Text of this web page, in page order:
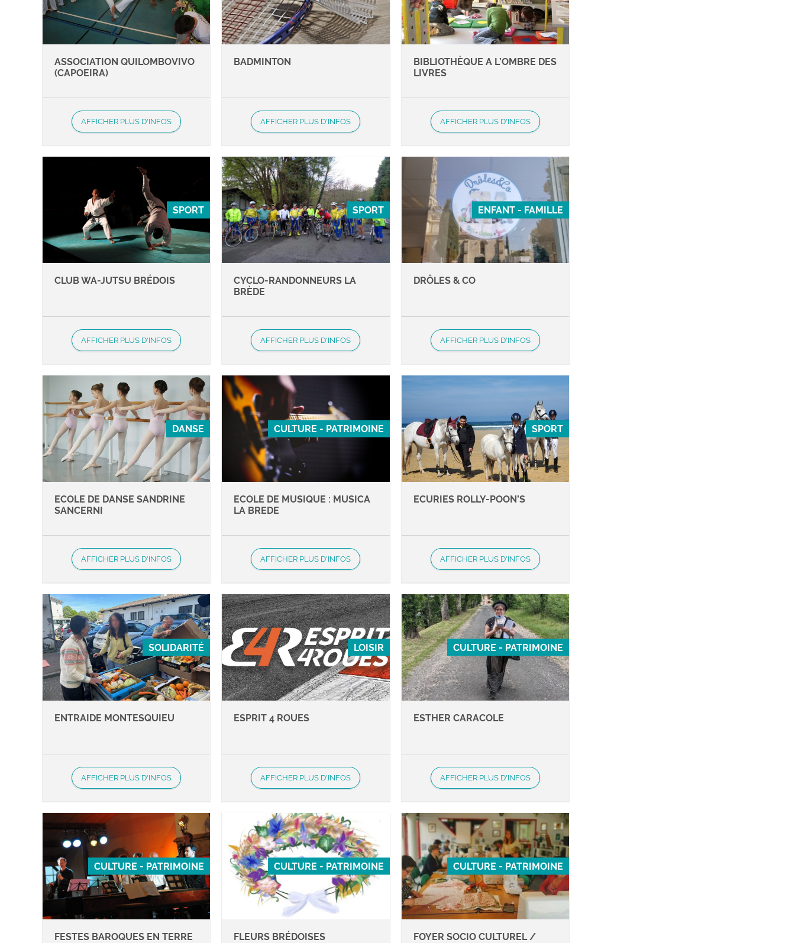
ASSOCIATION QUILOMBOVIVO
(CAPOEIRA)
AFFICHER PLUS D'INFOS
BADMINTON
AFFICHER PLUS D'INFOS
BIBLIOTHÈQUE A L’OMBRE DES
LIVRES
AFFICHER PLUS D'INFOS
SPORT
CLUB WA-JUTSU BRÉDOIS
AFFICHER PLUS D'INFOS
SPORT
CYCLO-RANDONNEURS LA
BRÈDE
AFFICHER PLUS D'INFOS
ENFANT - FAMILLE
DRÔLES & CO
AFFICHER PLUS D'INFOS
DANSE
ECOLE DE DANSE SANDRINE
SANCERNI
AFFICHER PLUS D'INFOS
CULTURE - PATRIMOINE
ECOLE DE MUSIQUE : MUSICA
LA BREDE
AFFICHER PLUS D'INFOS
SPORT
ECURIES ROLLY-POON’S
AFFICHER PLUS D'INFOS
SOLIDARITÉ
ENTRAIDE MONTESQUIEU
AFFICHER PLUS D'INFOS
LOISIR
ESPRIT 4 ROUES
AFFICHER PLUS D'INFOS
CULTURE - PATRIMOINE
ESTHER CARACOLE
AFFICHER PLUS D'INFOS
CULTURE - PATRIMOINE
FESTES BAROQUES EN TERRE
CULTURE - PATRIMOINE
FLEURS BRÉDOISES
CULTURE - PATRIMOINE
FOYER SOCIO CULTUREL /